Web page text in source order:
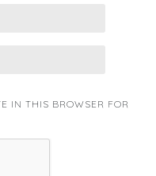
IN THIS BROWSER FOR